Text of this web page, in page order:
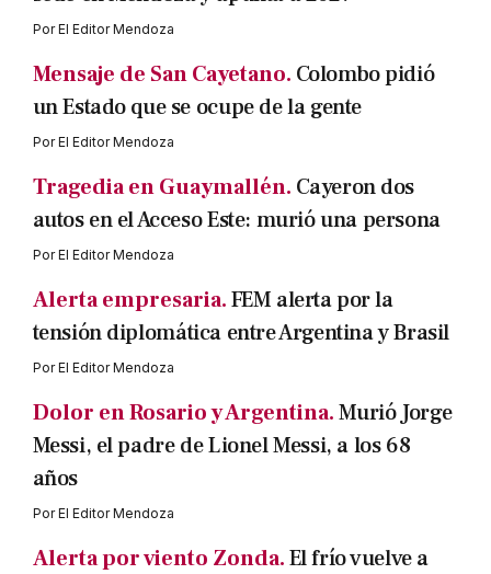
PorEl Editor Mendoza
Mensaje de San Cayetano. Colombo pidió
un Estado que se ocupe de la gente
PorEl Editor Mendoza
Tragedia en Guaymallén. Cayeron dos
autos en el Acceso Este: murió una persona
PorEl Editor Mendoza
Alerta empresaria.FEM alerta por la
tensión diplomática entre Argentina y Brasil
PorEl Editor Mendoza
Dolor en Rosario y Argentina.Murió Jorge
Messi, el padre de Lionel Messi, a los 68
años
PorEl Editor Mendoza
Alerta por viento Zonda.El frío vuelve a